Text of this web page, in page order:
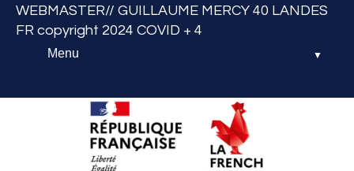
WEBMASTER// GUILLAUME MERCY 40 LANDES
FR copyright 2024 COVID + 4
Menu ▼
Home
PHOTOS SITES
COMMERCES